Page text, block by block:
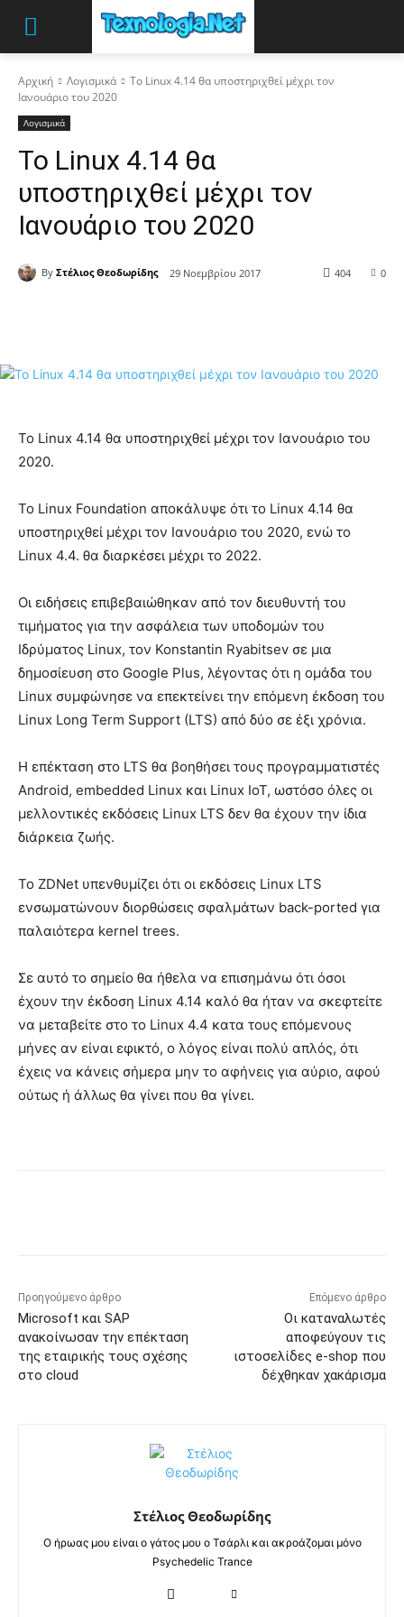
Αρχική Λογισμικά
Το Linux 4.14 θα υποστηριχθεί μέχρι τον
Ιανουάριο του 2020
Λογισμικά
Το Linux 4.14 θα
υποστηριχθεί μέχρι τον
Ιανουάριο του 2020
By Στέλιος Θεοδωρίδης 29 Νοεμβρίου 2017 0
404
Το Linux 4.14 θα υποστηριχθεί μέχρι τον Ιανουάριο του
2020.
Το Linux Foundation αποκάλυψε ότι το Linux 4.14 θα
υποστηριχθεί μέχρι τον Ιανουάριο του 2020, ενώ το
Linux 4.4. θα διαρκέσει μέχρι το 2022.
Οι ειδήσεις επιβεβαιώθηκαν από τον διευθυντή του
τιμήματος για την ασφάλεια των υποδομών του
Ιδρύματος Linux, τον Konstantin Ryabitsev σε μια
δημοσίευση στο Google Plus, λέγοντας ότι η ομάδα του
Linux συμφώνησε να επεκτείνει την επόμενη έκδοση του
Linux Long Term Support (LTS) από δύο σε έξι χρόνια.
Η επέκταση στο LTS θα βοηθήσει τους προγραμματιστές
Android, embedded Linux και Linux IoT, ωστόσο όλες οι
μελλοντικές εκδόσεις Linux LTS δεν θα έχουν την ίδια
διάρκεια ζωής.
Το ZDNet υπενθυμίζει ότι οι εκδόσεις Linux LTS
ενσωματώνουν διορθώσεις σφαλμάτων back-ported για
παλαιότερα kernel trees.
Σε αυτό το σημείο θα ήθελα να επισημάνω ότι όσοι
έχουν την έκδοση Linux 4.14 καλό θα ήταν να σκεφτείτε
να μεταβείτε στο το Linux 4.4 κατα τους επόμενους
μήνες αν είναι εφικτό, ο λόγος είναι πολύ απλός, ότι
έχεις να κάνεις σήμερα μην το αφήνεις για αύριο, αφού
ούτως ή άλλως θα γίνει που θα γίνει.
Προηγούμενο άρθρο
Microsoft και SAP
ανακοίνωσαν την επέκταση
της εταιρικής τους σχέσης
στο cloud
Επόμενο άρθρο
Οι καταναλωτές
αποφεύγουν τις
ιστοσελίδες e-shop που
δέχθηκαν χακάρισμα
Στέλιος Θεοδωρίδης
Ο ήρωας μου είναι ο γάτος μου ο Τσάρλι και ακροάζομαι μόνο
Psychedelic Trance